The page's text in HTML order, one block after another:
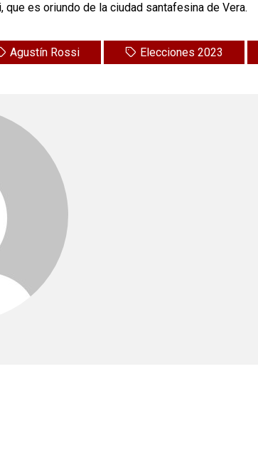
que es oriundo de la ciudad santafesina de Vera.
Agustín Rossi Elecciones 2023